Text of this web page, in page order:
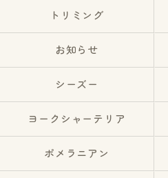
トリミング
お知らせ
シーズー
ヨークシャーテリア
ポメラニアン